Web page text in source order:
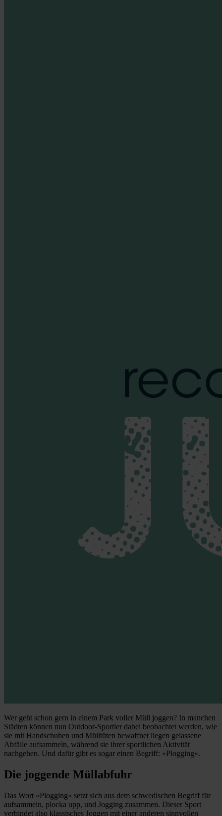
Wer geht schon gern in einem Park voller Müll joggen? In manchen
Städten können nun Outdoor-Sportler dabei beobachtet werden, wie
sie mit Handschuhen und Mülltüten bewaffnet liegen gelassene
Abfälle aufsammeln, während sie ihrer sportlichen Aktivität
nachgehen. Und dafür gibt es sogar einen Begriff: »Plogging«.
Die joggende Müllabfuhr
Das Wort »Plogging« setzt sich aus dem schwedischen Begriff für
aufsammeln, plocka upp, und Jogging zusammen. Dieser Sport
verbindet also klassisches Joggen mit einer anderen sinnvollen